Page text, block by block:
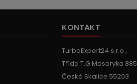
KONTAKT
TurboExpert24 s.r.o ,
Třída T.G.Masaryka 885
Česká Skalice 55203